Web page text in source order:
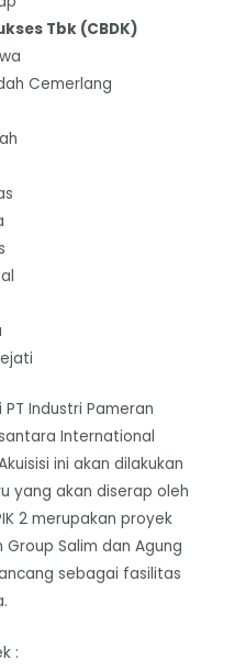
Tbk (CBDK)
Cemerlang
Industri Pameran
International
ini akan dilakukan
yang akan diserap oleh
2 merupakan proyek
Salim dan Agung
sebagai fasilitas
: